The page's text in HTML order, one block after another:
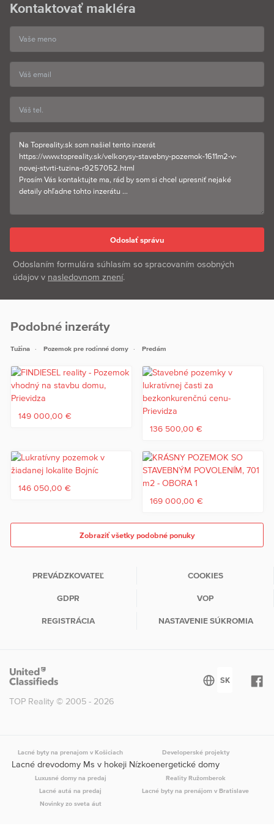
Kontaktovať makléra
Odoslaním formulára súhlasím so spracovaním osobných
údajov v nasledovnom znení.
Podobné inzeráty
Tužina Pozemok pre rodinné domy Predám
149 000,00 €
136 500,00 €
146 050,00 €
169 000,00 €
Zobraziť všetky podobné ponuky
PREVÁDZKOVATEĽ COOKIES
GDPR VOP
REGISTRÁCIA NASTAVENIE SÚKROMIA
TOP Reality © 2005 - 2026
Lacné byty na prenajom v Košiciach Developerské projekty
Lacné drevodomy Ms v hokeji Nízkoenergetické domy
Luxusné domy na predaj
Reality Ružomberok
Lacné autá na predaj
Lacné byty na prenájom v Bratislave
Novinky zo sveta áut